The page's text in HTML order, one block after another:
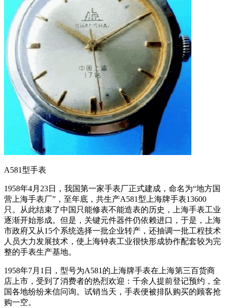
A581型手表
1958年4月23日，我国第一家手表厂正式建成，命名为“地方国
营上海手表厂”，至年底，共生产A581型上海牌手表13600
只。从此结束了中国只能修表不能造表的历史，上海手表工业
逐渐开始形成。但是，关键元件器件仍依赖进口，于是，上海
市政府又从15个系统选择一批企业转产，还抽调一批工程技术
人员大力发展技术，使上海钟表工业很快形成协作配套较为完
整的手表生产基地。
1958年7月1日，型号为A581的上海牌手表在上海第三百货商
店上市，受到了消费者的热烈欢迎：千余人提前登记预约，全
国各地纷纷来信问询。试销当天，手表便被排队购买的顾客抢
购一空。